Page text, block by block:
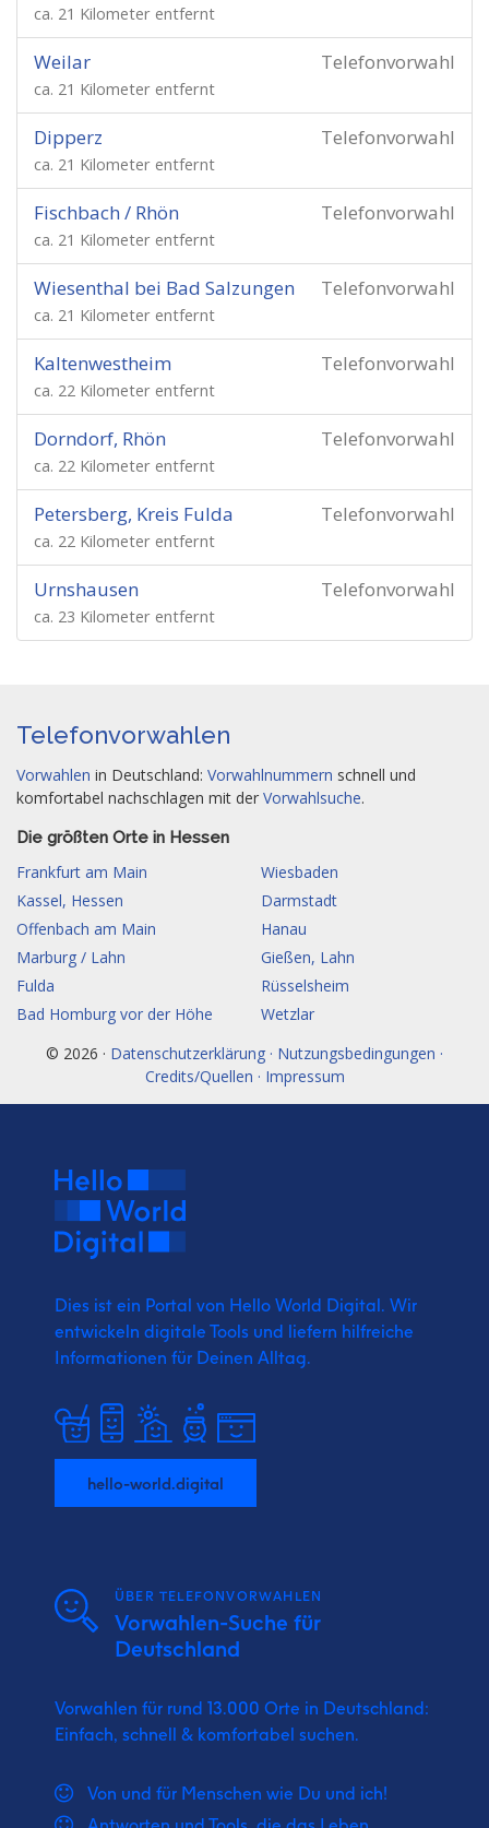
ca. 21 Kilometer entfernt
Telefonvorwahl
Weilar
ca. 21 Kilometer entfernt
Telefonvorwahl
Dipperz
ca. 21 Kilometer entfernt
Telefonvorwahl
Fischbach / Rhön
ca. 21 Kilometer entfernt
Telefonvorwahl
Wiesenthal bei Bad Salzungen
ca. 21 Kilometer entfernt
Telefonvorwahl
Kaltenwestheim
ca. 22 Kilometer entfernt
Telefonvorwahl
Dorndorf, Rhön
ca. 22 Kilometer entfernt
Telefonvorwahl
Petersberg, Kreis Fulda
ca. 22 Kilometer entfernt
Telefonvorwahl
Urnshausen
ca. 23 Kilometer entfernt
Telefonvorwahlen
Vorwahlen in Deutschland: Vorwahlnummern schnell und
komfortabel nachschlagen mit der Vorwahlsuche.
Die größten Orte in Hessen
Frankfurt am Main
Wiesbaden
Kassel, Hessen
Darmstadt
Offenbach am Main
Hanau
Marburg / Lahn
Gießen, Lahn
Fulda
Rüsselsheim
Bad Homburg vor der Höhe
Wetzlar
© 2026 · Datenschutzerklärung · Nutzungsbedingungen ·
Credits/Quellen · Impressum
Dies ist ein Portal von Hello World Digital. Wir
entwickeln digitale Tools und liefern hilfreiche
Informationen für Deinen Alltag.
hello-world.digital
ÜBER TELEFONVORWAHLEN
Vorwahlen-Suche für
Deutschland
Vorwahlen für rund 13.000 Orte in Deutschland:
Einfach, schnell & komfortabel suchen.
Von und für Menschen wie Du und ich!